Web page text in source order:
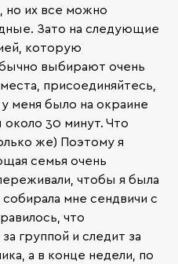
но их все можно
Зато на следующие
которую
выбирают очень
присоединяйтесь,
меня было на окраине
30 минут. Что
же) Поэтому я
семья очень
чтобы я была
мне сендвичи с
что
группой и следит за
а в конце недели, по